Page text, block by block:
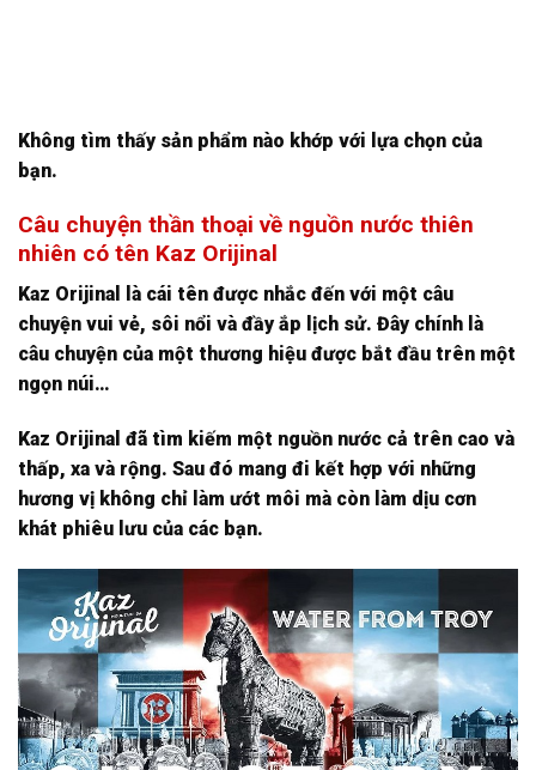
Không tìm thấy sản phẩm nào khớp với lựa chọn của
bạn.
Câu chuyện thần thoại về nguồn nước thiên
nhiên có tên Kaz Orijinal
Kaz Orijinal là cái tên được nhắc đến với một câu
chuyện vui vẻ, sôi nổi và đầy ắp lịch sử. Đây chính là
câu chuyện của một thương hiệu được bắt đầu trên một
ngọn núi…
Kaz Orijinal đã tìm kiếm một nguồn nước cả trên cao và
thấp, xa và rộng. Sau đó mang đi kết hợp với những
hương vị không chỉ làm ướt môi mà còn làm dịu cơn
khát phiêu lưu của các bạn.